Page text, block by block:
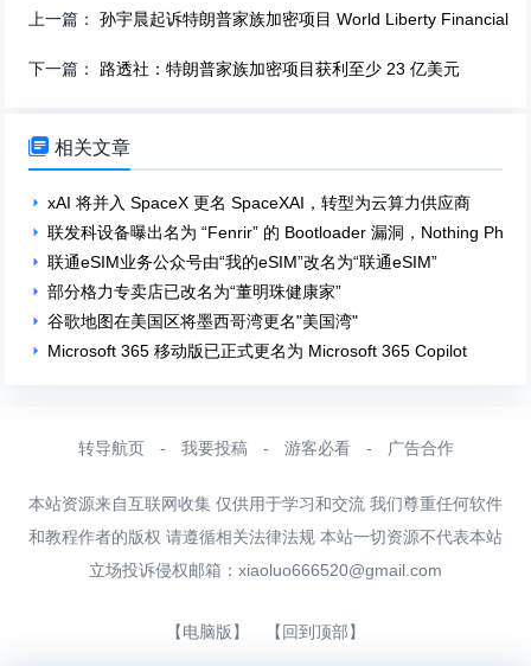
上一篇：孙宇晨起诉特朗普家族加密项目 World Liberty Financial
下一篇： 路透社：特朗普家族加密项目获利至少 23 亿美元
 相关文章
xAI 将并入 SpaceX 更名 SpaceXAI，转型为云算力供应商
联发科设备曝出名为 “Fenrir” 的 Bootloader 漏洞，Nothing
联通eSIM业务公众号由“我的eSIM”改名为“联通eSIM”
部分格力专卖店已改名为“董明珠健康家”
谷歌地图在美国区将墨西哥湾更名"美国湾"
Microsoft 365 移动版已正式更名为 Microsoft 365 Copilot
转导航页 - 我要投稿 - 游客必看 - 广告合作
本站资源来自互联网收集 仅供用于学习和交流 我们尊重任何软件
和教程作者的版权 请遵循相关法律法规 本站一切资源不代表本站
立场投诉侵权邮箱： xiaoluo666520@gmail.com
【电脑版】 【回到顶部】